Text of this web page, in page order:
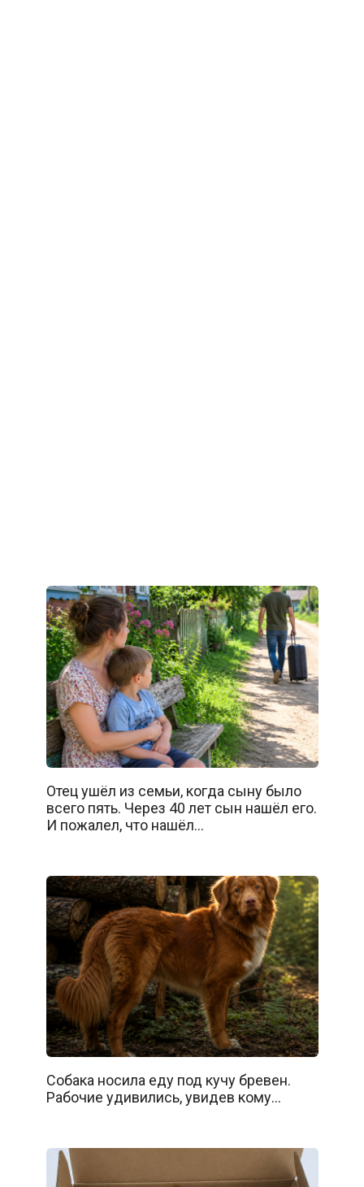
Отец ушёл из семьи, когда сыну было
всего пять. Через 40 лет сын нашёл его.
И пожалел, что нашёл…
Собака носила еду под кучу бревен.
Рабочие удивились, увидев кому…